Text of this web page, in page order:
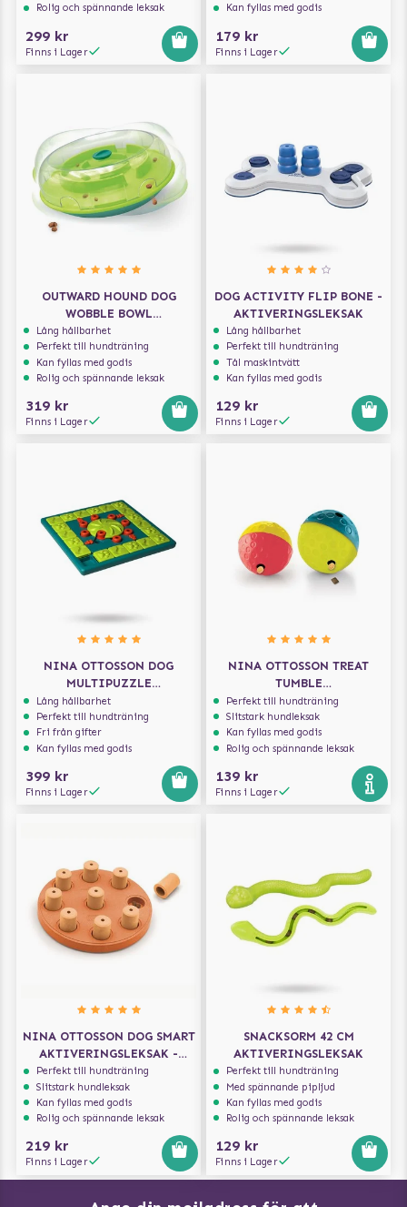
Rolig och spännande leksak
299 kr
Finns i Lager
Kan fyllas med godis
179 kr
Finns i Lager
OUTWARD HOUND DOG
WOBBLE BOWL
AKTIVERINGSLEKSAK
Lång hållbarhet
Perfekt till hundträning
Kan fyllas med godis
Rolig och spännande leksak
319 kr
Finns i Lager
DOG ACTIVITY FLIP BONE -
AKTIVERINGSLEKSAK
Lång hållbarhet
Perfekt till hundträning
Tål maskintvätt
Kan fyllas med godis
129 kr
Finns i Lager
NINA OTTOSSON DOG
MULTIPUZZLE
AKTIVERINGSLEKSAK
Lång hållbarhet
Perfekt till hundträning
Fri från gifter
Kan fyllas med godis
399 kr
Finns i Lager
NINA OTTOSSON TREAT
TUMBLE
AKTIVERINGSLEKSAK
Perfekt till hundträning
Slitstark hundleksak
Kan fyllas med godis
Rolig och spännande leksak
139 kr
Finns i Lager
NINA OTTOSSON DOG SMART
AKTIVERINGSLEKSAK -
ORANGE
Perfekt till hundträning
Slitstark hundleksak
Kan fyllas med godis
Rolig och spännande leksak
219 kr
Finns i Lager
SNACKSORM 42 CM
AKTIVERINGSLEKSAK
Perfekt till hundträning
Med spännande pipljud
Kan fyllas med godis
Rolig och spännande leksak
129 kr
Finns i Lager